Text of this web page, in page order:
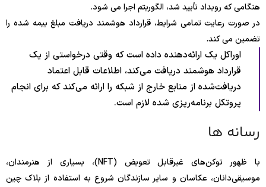
هنگامی که رویداد تأیید شد، الگوریتم اجرا می شود.
در صورت رعایت تمامی شرایط، قرارداد هوشمند دریافت مبلغ بیمه شده را
تضمین می کند.
اوراکل یک ارائه‌دهنده داده است که وقتی درخواستی از یک
قرارداد هوشمند دریافت می‌کند، اطلاعات قابل اعتماد
دریافت‌شده از منابع خارج از شبکه را ارائه می‌کند که برای انجام
پروتکل برنامه‌ریزی شده لازم است.
رسانه ها
با ظهور توکن‌های غیرقابل تعویض (NFT)، بسیاری از هنرمندان،
موسیقی‌دانان، عکاسان و سایر سازندگان شروع به استفاده از بلاک چین